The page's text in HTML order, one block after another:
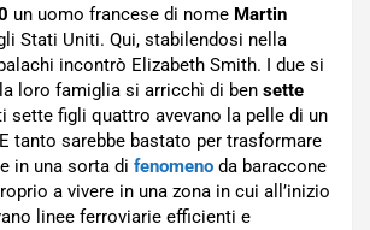
un uomo francese di nome Martin
Stati Uniti. Qui, stabilendosi nella
incontrò Elizabeth Smith. I due si
loro famiglia si arricchì di ben sette
sette figli quattro avevano la pelle di un
tanto sarebbe bastato per trasformare
in una sorta di fenomeno da baraccone
a vivere in una zona in cui all’inizio
linee ferroviarie efficienti e